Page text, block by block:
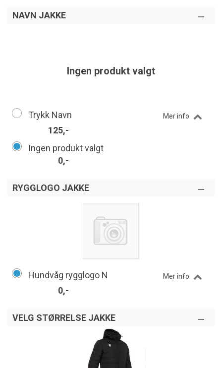
NAVN JAKKE
Ingen produkt valgt
Trykk Navn Mer info
125,-
Ingen produkt valgt
0,-
RYGGLOGO JAKKE
Hundvåg rygglogo N Mer info
0,-
VELG STØRRELSE JAKKE